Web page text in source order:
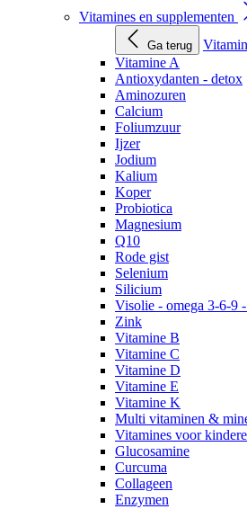
Vitamines en supplementen
Ga terug
Vitamine A
Antioxydanten - detox
Aminozuren
Calcium
Foliumzuur
Ijzer
Jodium
Kalium
Koper
Probiotica
Magnesium
Q10
Rode gist
Selenium
Silicium
Visolie - omega 3-6-9
Zink
Vitamine B
Vitamine C
Vitamine D
Vitamine E
Vitamine K
Multi vitaminen &
Vitamines voor
Glucosamine
Curcuma
Collageen
Enzymen